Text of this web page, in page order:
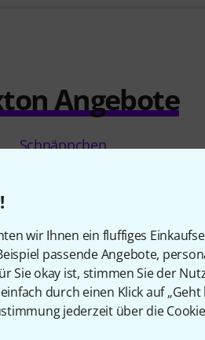
wir Ihnen ein fluffiges
passende Angebote,
Sie okay ist, stimmen Sie der
durch einen Klick auf „Geht
jederzeit über die
Angebote
Schnäppchen